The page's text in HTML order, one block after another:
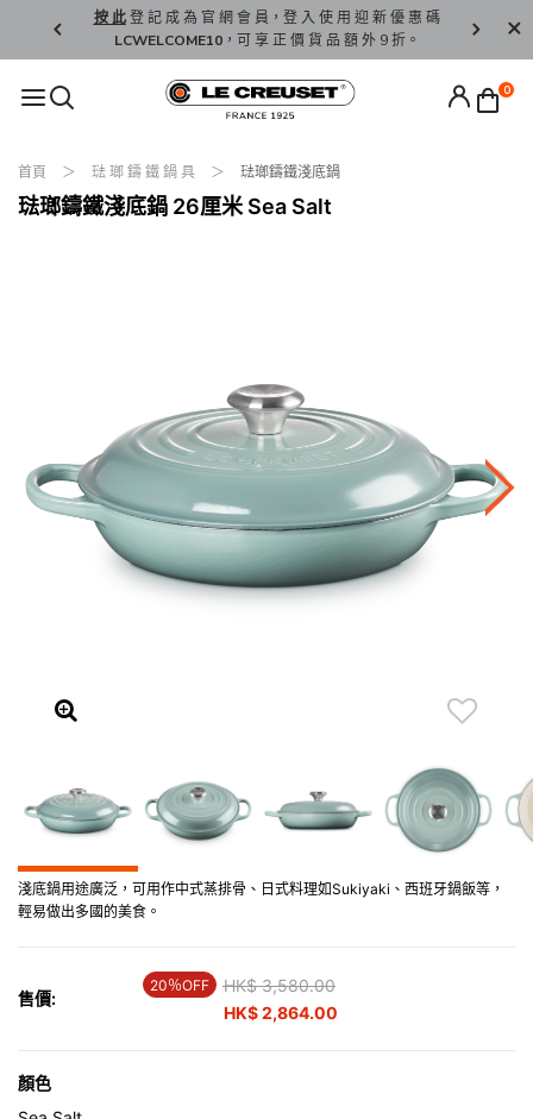
按 此登 記 成 為 官 網 會 員，登 入 使 用 迎 新 優 惠 碼
LCWELCOME10，可 享 正 價 貨 品 額 外 9 折。
香 港 / 澳
0
首頁 琺 瑯 鑄 鐵 鍋 具 琺瑯鑄鐵淺底鍋
琺瑯鑄鐵淺底鍋 26厘米 Sea Salt
淺底鍋用途廣泛，可用作中式蒸排骨、日式料理如Sukiyaki、西班牙鍋飯等，
輕易做出多國的美食。
售價:
20％OFF Price reduced from
HK$ 3,580.00to
HK$ 2,864.00
顏色